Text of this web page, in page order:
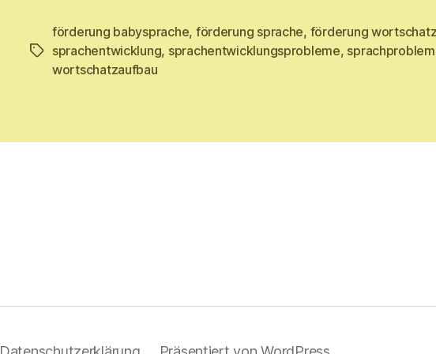
Schlagwörter
förderung babysprache, förderung sprache, förderung wortschatz
sprachentwicklung, sprachentwicklungsprobleme,
wortschatzaufbau